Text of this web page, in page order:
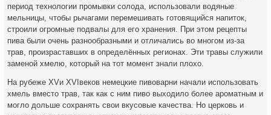
период технологии промывки солода, использовали водяные
мельницы, чтобы рычагами перемешивать готовящийся напиток,
строили огромные подвалы для его хранения. При этом рецепты
пива были очень разнообразными и отличались во многом из-за
трав, произраставших в определённых регионах. Эти травы служили
заменой хмелю, который на тот момент знали плохо.
На рубеже XVи XVIвеков немецкие пивоварни начали использовать
хмель вместо трав, так как с ним пиво выходило более ароматным и
могло дольше сохранять свои вкусовые качества. Но церковь и